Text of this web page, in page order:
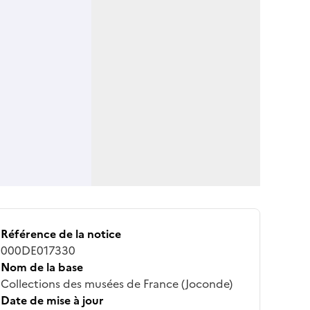
Référence de la notice
000DE017330
Nom de la base
Collections des musées de France (Joconde)
Date de mise à jour